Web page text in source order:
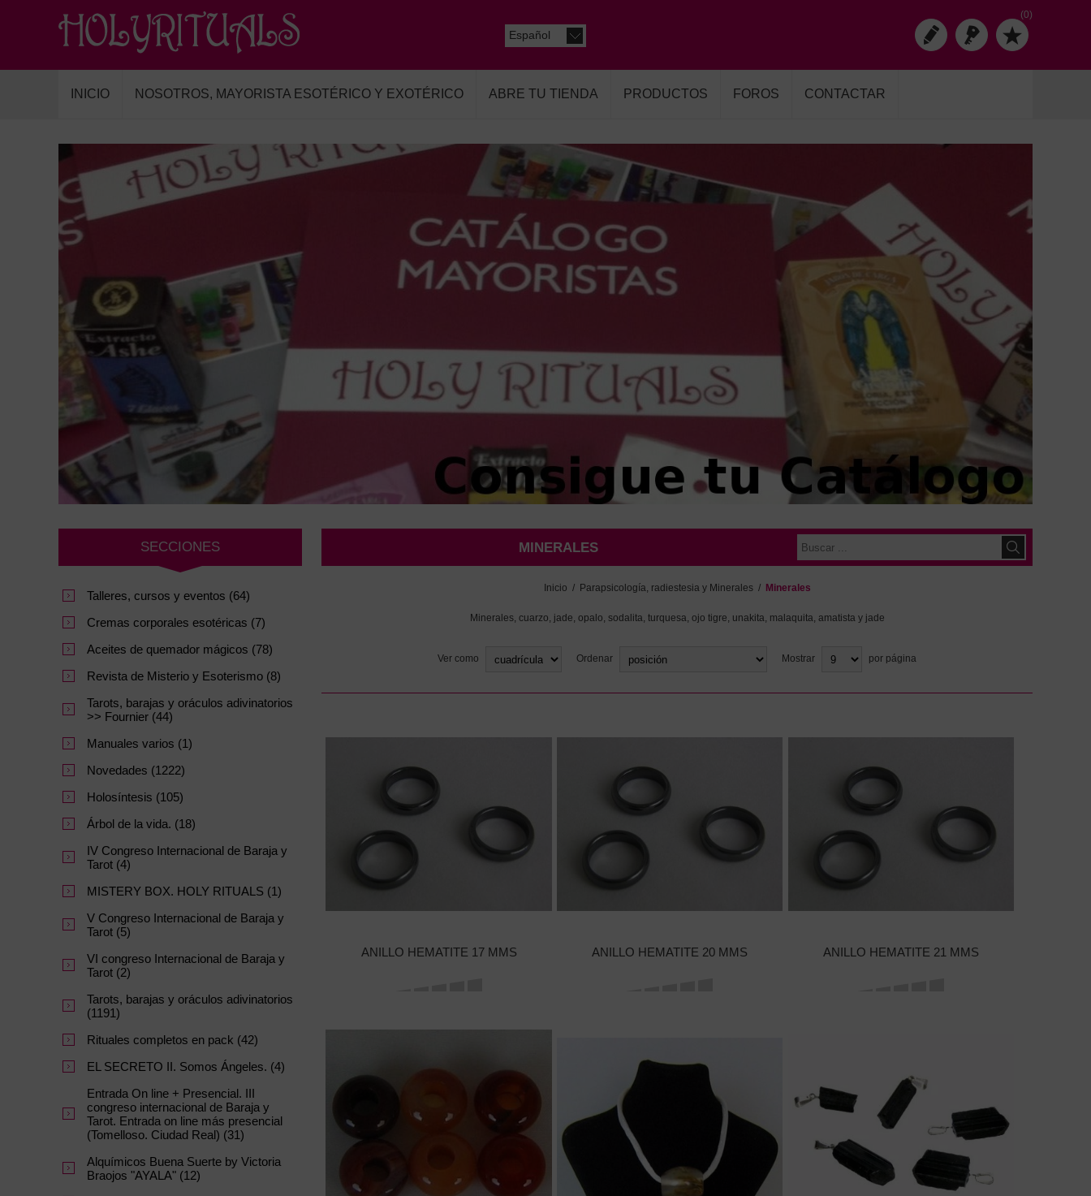
(0)
Español
INICIO NOSOTROS, MAYORISTA ESOTÉRICO Y EXOTÉRICO ABRE TU TIENDA PRODUCTOS FOROS CONTACTAR
MINERALES
Inicio / Parapsicología, radiestesia y Minerales / Minerales
Minerales, cuarzo, jade, opalo, sodalita, turquesa, ojo tigre, unakita, malaquita, amatista y jade
Ver como Ordenar Mostrar por página
ANILLO HEMATITE 17 MMS ANILLO HEMATITE 20 MMS ANILLO HEMATITE 21 MMS
SECCIONES
Talleres, cursos y eventos (64)
Cremas corporales esotéricas (7)
Aceites de quemador mágicos (78)
Revista de Misterio y Esoterismo (8)
Tarots, barajas y oráculos adivinatorios
>> Fournier (44)
Manuales varios (1)
Novedades (1222)
Holosíntesis (105)
Árbol de la vida. (18)
IV Congreso Internacional de Baraja y
Tarot (4)
MISTERY BOX. HOLY RITUALS (1)
V Congreso Internacional de Baraja y
Tarot (5)
VI congreso Internacional de Baraja y
Tarot (2)
Tarots, barajas y oráculos adivinatorios
(1191)
Rituales completos en pack (42)
EL SECRETO II. Somos Ángeles. (4)
Entrada On line + Presencial. III
congreso internacional de Baraja y
Tarot. Entrada on line más presencial
(Tomelloso. Ciudad Real) (31)
Alquímicos Buena Suerte by Victoria
Braojos "AYALA" (12)